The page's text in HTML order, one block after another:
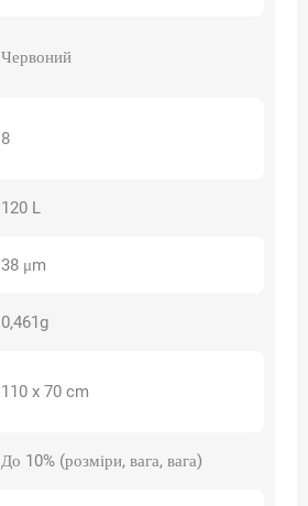
Червоний
8
120 L
38 μm
0,461g
110 x 70 cm
До 10% (розміри, вага, вага)